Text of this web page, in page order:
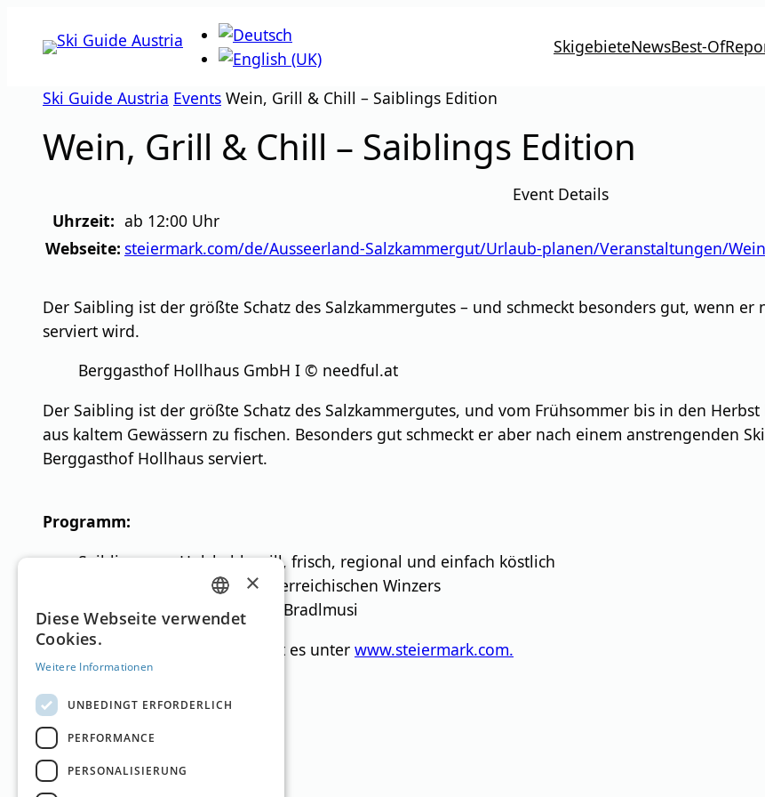
Inhalt
SkigebieteNewsBest-Of
Ski Guide Austria Events Wein, Grill & Chill – Saiblings Edition
Wein, Grill & Chill – Saiblings Edition
Event Details
Uhrzeit: ab 12:00 Uhr
Webseite: steiermark.com/de/Ausseerland-Salzkammergut/Urlaub-planen/Veranstaltungen/
Der Saibling ist der größte Schatz des Salzkammergutes – und schmeckt besonders gut, wenn
serviert wird.
Berggasthof Hollhaus GmbH I © needful.at
Der Saibling ist der größte Schatz des Salzkammergutes, und vom Frühsommer bis in den
aus kaltem Gewässern zu fischen. Besonders gut schmeckt er aber nach einem anstrengenden
Berggasthof Hollhaus serviert.
Programm:
Saibling vom Holzkohlegrill, frisch, regional und einfach köstlich
Weinpräsentation eines österreichischen Winzers
LIVE-Musik mit der Ausseer Bradlmusi
Weitere Informationen dazu gibt es unter www.steiermark.com.
Skigebiete
GERMAN
×
Diese Webseite verwendet
Cookies.
Weitere Informationen
UNBEDINGT ERFORDERLICH
PERFORMANCE
PERSONALISIERUNG